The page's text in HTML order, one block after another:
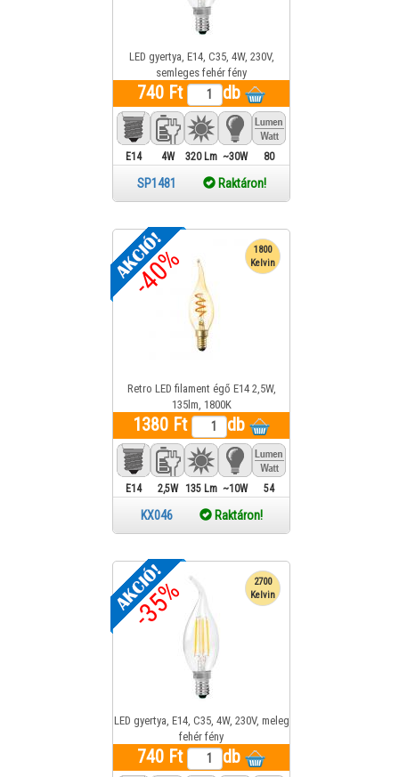
LED gyertya, E14, C35, 4W, 230V,
semleges fehér fény
740 Ft db
E14 4W 320 Lm ~30W 80
SP1481 Raktáron!
-40%
1800
Kelvin
Retro LED filament égő E14 2,5W,
135lm, 1800K
1380 Ft db
E14 2,5W 135 Lm ~10W 54
KX046 Raktáron!
-35%
2700
Kelvin
LED gyertya, E14, C35, 4W, 230V, meleg
fehér fény
740 Ft db